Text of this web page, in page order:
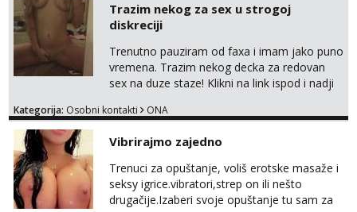
Trazim nekog za sex u strogoj
diskreciji
Trenutno pauziram od faxa i imam jako puno
vremena. Trazim nekog decka za redovan
sex na duze staze! Klikni na link ispod i nadji
Kategorija: Osobni kontakti ONA
Vibrirajmo zajedno
Trenuci za opuštanje, voliš erotske masaže i
seksy igrice.vibratori,strep on ili nešto
drugačije.Izaberi svoje opuštanje tu sam za